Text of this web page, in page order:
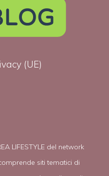
(UE)
LIFESTYLE del network
siti tematici di